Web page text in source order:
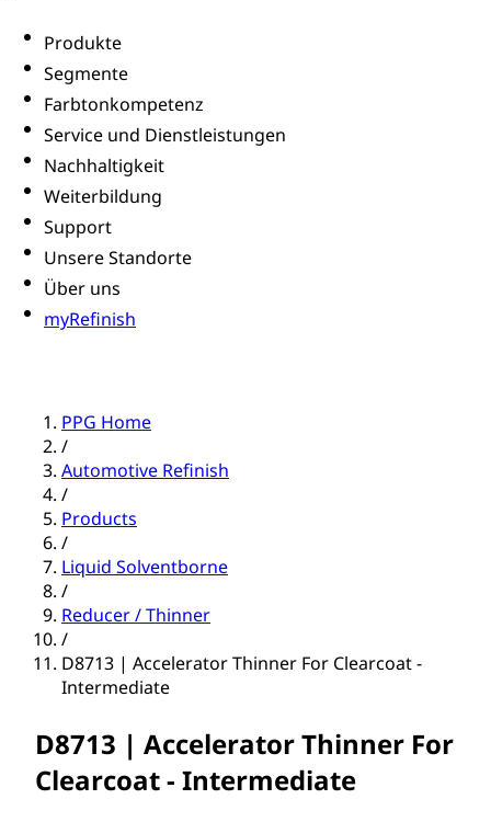
Produkte
Segmente
Farbtonkompetenz
Service und Dienstleistungen
Nachhaltigkeit
Weiterbildung
Support
Unsere Standorte
Über uns
myRefinish
PPG Home
/
Automotive Refinish
/
Products
/
Liquid Solventborne
/
Reducer / Thinner
/
D8713 | Accelerator Thinner For Clearcoat -
Intermediate
D8713 | Accelerator Thinner For
Clearcoat - Intermediate